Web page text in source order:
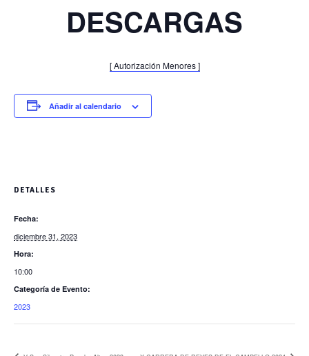
DESCARGAS
[ Autorización Menores ]
Añadir al calendario
DETALLES
Fecha:
diciembre 31, 2023
Hora:
10:00
Categoría de Evento:
2023